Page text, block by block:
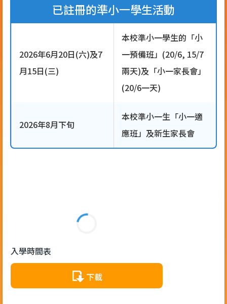
已註冊的準小一學生活動
2026年6月20日(六)及7
月15日(三)
本校準小一學生的「小
一預備班」(20/6, 15/7
兩天)及「小一家長會」
(20/6一天)
2026年8月下旬
本校準小一生「小一適
應班」及新生家長會
入學時間表
下載